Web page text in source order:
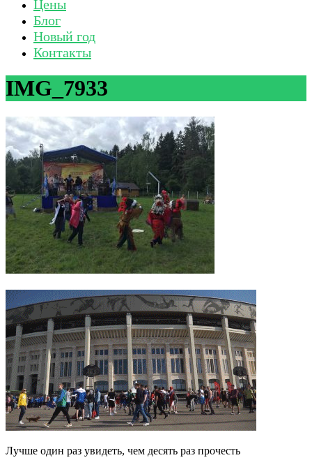
Цены
Блог
Новый год
Контакты
IMG_7933
Лучше один раз увидеть, чем десять раз прочесть